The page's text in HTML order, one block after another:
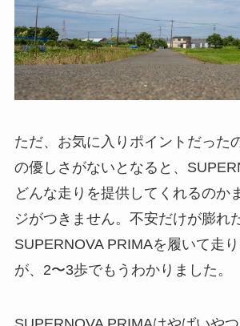
ただ、お気に入りポイントだった
の優しさがないとなると、
どんな走りを提供してくれるのか
ジがつきません。不安だけが膨れ
SUPERNOVA PRIMAを履いて走
が、2〜3歩でもうわかりました。